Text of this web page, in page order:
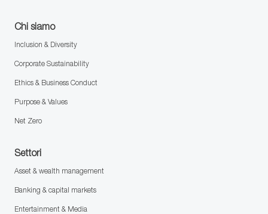
Chi siamo
Inclusion & Diversity
Corporate Sustainability
Ethics & Business Conduct
Purpose & Values
Net Zero
Settori
Asset & wealth management
Banking & capital markets
Entertainment & Media